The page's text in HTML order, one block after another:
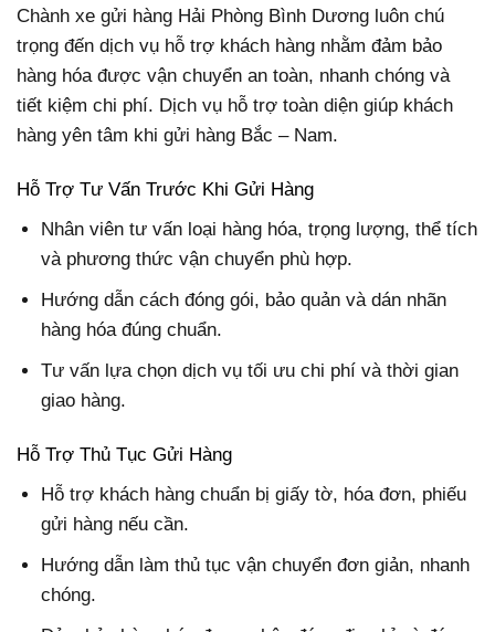
Chành xe gửi hàng Hải Phòng Bình Dương luôn chú
trọng đến dịch vụ hỗ trợ khách hàng nhằm đảm bảo
hàng hóa được vận chuyển an toàn, nhanh chóng và
tiết kiệm chi phí. Dịch vụ hỗ trợ toàn diện giúp khách
hàng yên tâm khi gửi hàng Bắc – Nam.
Hỗ Trợ Tư Vấn Trước Khi Gửi Hàng
Nhân viên tư vấn loại hàng hóa, trọng lượng, thể tích
và phương thức vận chuyển phù hợp.
Hướng dẫn cách đóng gói, bảo quản và dán nhãn
hàng hóa đúng chuẩn.
Tư vấn lựa chọn dịch vụ tối ưu chi phí và thời gian
giao hàng.
Hỗ Trợ Thủ Tục Gửi Hàng
Hỗ trợ khách hàng chuẩn bị giấy tờ, hóa đơn, phiếu
gửi hàng nếu cần.
Hướng dẫn làm thủ tục vận chuyển đơn giản, nhanh
chóng.